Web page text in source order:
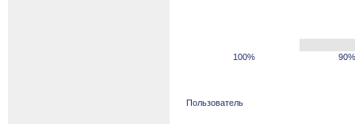
100% 90%
Пользователь